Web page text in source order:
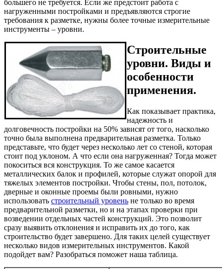
большего не требуется. Если же предстоит работа с
нагруженными постройками и предъявляются строгие
требования к разметке, нужны более точные измерительные
инструменты – уровни.
Строительные
уровни. Виды и
особенности
применения.
Как показывает практика,
надежность и
долговечность постройки на 50% зависят от того, насколько
точно была выполнена предварительная разметка. Только
представьте, что будет через несколько лет со стеной, которая
стоит под уклоном. А что если она нагруженная? Тогда может
покоситься вся конструкция. То же самое касается
металлических балок и профилей, которые служат опорой для
тяжелых элементов постройки. Чтобы стены, пол, потолок,
дверные и оконные проемы были ровными, нужно
использовать строительный уровень не только во время
предварительной разметки, но и на этапах проверки при
возведении отдельных частей конструкций. Это позволит
сразу выявить отклонения и исправить их до того, как
строительство будет завершено. Для таких целей существует
несколько видов измерительных инструментов. Какой
подойдет вам? Разобраться поможет наша таблица.